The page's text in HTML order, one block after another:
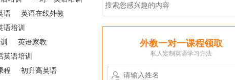
外教一对一课程领取
私人定制英语学习方法

语
英语在线外教
语培训
英语家教
英语培训
程
初升高英语